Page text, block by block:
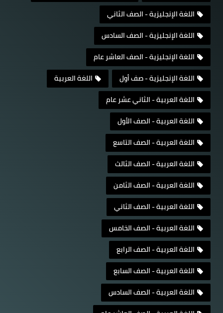
اللغة الإنجليزية - الصف الثاني
اللغة الإنجليزية - الصف السادس
اللغة الإنجليزية - الصف العاشر عام
اللغة الإنجليزية - صف أول
اللغة العربية
اللغة العربية - الثاني عشر عام
اللغة العربية - الصف الأول
اللغة العربية - الصف التاسع
اللغة العربية - الصف الثالث
اللغة العربية - الصف الثامن
اللغة العربية - الصف الثاني
اللغة العربية - الصف الخامس
اللغة العربية - الصف الرابع
اللغة العربية - الصف السابع
اللغة العربية - الصف السادس